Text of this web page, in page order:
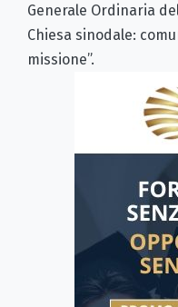
Generale Ordinaria
Chiesa sinodale:
missione”.